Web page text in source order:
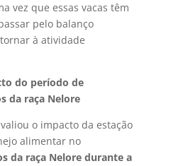
vez que essas vacas têm
pelo balanço
à atividade
do período de
da raça Nelore
o impacto da estação
alimentar no
da raça Nelore durante a